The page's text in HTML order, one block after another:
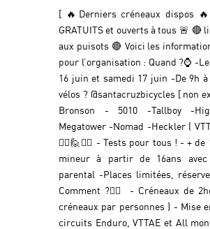
[ 🔥Derniers créneaux dispos
GRATUITS et ouverts à tous 🚨 🔴
aux puisots 🔴 Voici les
pour l’organisation : Quand ?⌚️ -
16 juin et samedi 17 juin -De 9h à
vélos ? @santacruzbicycles [ non
Bronson - 5010 -Tallboy -
Megatower -Nomad -Heckler (
🙋‍♂️🙋🙋‍♀️ - Tests pour tous ! - + de
mineur à partir de 16ans avec
parental -Places limitées,
Comment ?🚴‍♂️ - Créneaux de
créneaux par personnes ) - Mise
circuits Enduro, VTTAE et All